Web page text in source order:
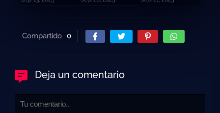
Compartido 0
Deja un comentario